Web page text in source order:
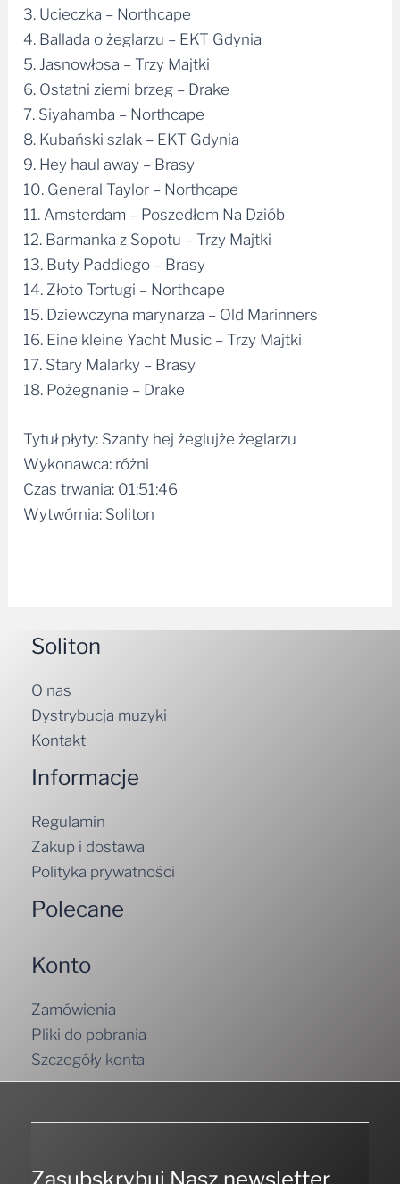
3. Ucieczka – Northcape
4. Ballada o żeglarzu – EKT Gdynia
5. Jasnowłosa – Trzy Majtki
6. Ostatni ziemi brzeg – Drake
7. Siyahamba – Northcape
8. Kubański szlak – EKT Gdynia
9. Hey haul away – Brasy
10. General Taylor – Northcape
11. Amsterdam – Poszedłem Na Dziób
12. Barmanka z Sopotu – Trzy Majtki
13. Buty Paddiego – Brasy
14. Złoto Tortugi – Northcape
15. Dziewczyna marynarza – Old Marinners
16. Eine kleine Yacht Music – Trzy Majtki
17. Stary Malarky – Brasy
18. Pożegnanie – Drake
Tytuł płyty: Szanty hej żeglujże żeglarzu
Wykonawca: różni
Czas trwania: 01:51:46
Wytwórnia: Soliton
Soliton
O nas
Dystrybucja muzyki
Kontakt
Informacje
Regulamin
Zakup i dostawa
Polityka prywatności
Polecane
Konto
Zamówienia
Pliki do pobrania
Szczegóły konta
Zasubskrybuj Nasz newsletter